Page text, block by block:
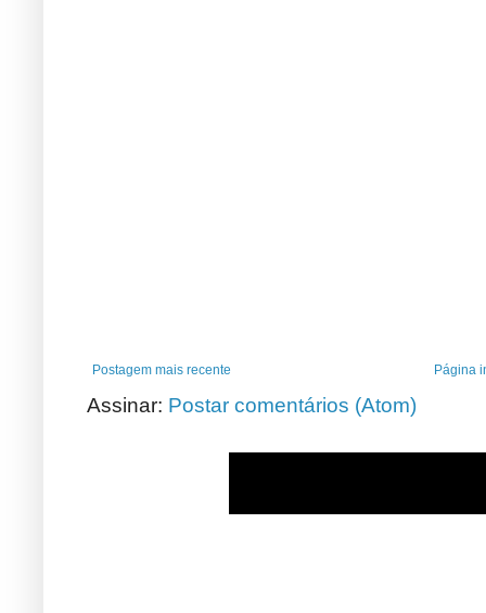
Postagem mais recente Página
Assinar: Postar comentários (Atom)